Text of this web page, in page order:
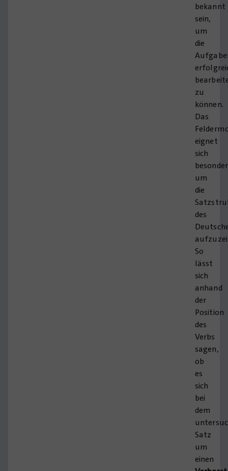
bekannt
sein,
um
die
zu
können.
Das
eignet
sich
um
die
des
So
lässt
sich
anhand
der
Position
des
Verbs
sagen,
ob
es
sich
bei
dem
Satz
um
einen